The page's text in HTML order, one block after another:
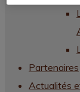
Partenaires
Actualités